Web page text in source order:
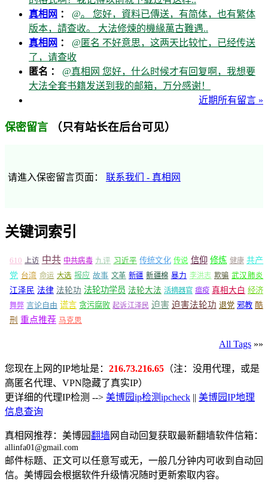
真相网 ： @。 您好，資料已傳送，有简体，也有繁体
版本，請查收。 大法修煉的機緣萬古難遇..
真相网 ： @匿名 不好意思，这两天比较忙，已经传送
了，请查收
匿名 ： @真相网 您好，什么时候才有回复啊，我想要
大法全套书籍发送到我的邮箱，万分感谢！
近期所有留言 »
保密留言 （只有站长在后台可见）
请進入保密留言页面： 联系我们 - 真相网
关键词索引
610 上访 中共 中共病毒 九评 习近平 传统文化 传说 信仰 修炼 健康 共产
党 台湾 命运 大选 报应 故事 文革 新疆 新疆棉 暴力 李洪志 欺骗 武汉肺炎
江泽民 法律 法轮功 法轮功学员 法轮大法 活摘器官 瘟疫 真相大白 经济
舞弊 言论自由 谎言 贪污腐败 起诉江泽民 迫害 迫害法轮功 退党 邪教 酷
刑 重点推荐 马克思
All Tags »»
您现在上网的IP地址是： 216.73.216.65 （注：没用代理，或是
高匿名代理、VPN隐藏了真实IP）
更详细的代理IP检测 --> 美博园ip检测ipcheck || 美博园IP地理
信息查询
真相网推荐：美博园翻墙网自动回复获取最新翻墙软件信箱：
allinfa01@gmail.com
邮件标题、正文可以任意写或无，一般几分钟内可收到自动回
信。美博园会根据软件升级情况随时更新索取内容。